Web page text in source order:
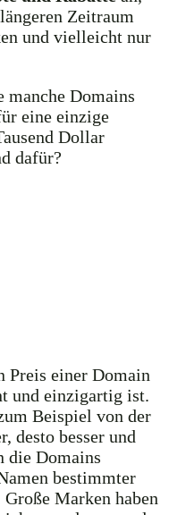
Zeitraum
und vielleicht nur
manche Domains
eine einzige
Dollar
dafür?
Preis einer Domain
und einzigartig ist.
Beispiel von der
desto besser und
die Domains
bestimmter
Marken haben